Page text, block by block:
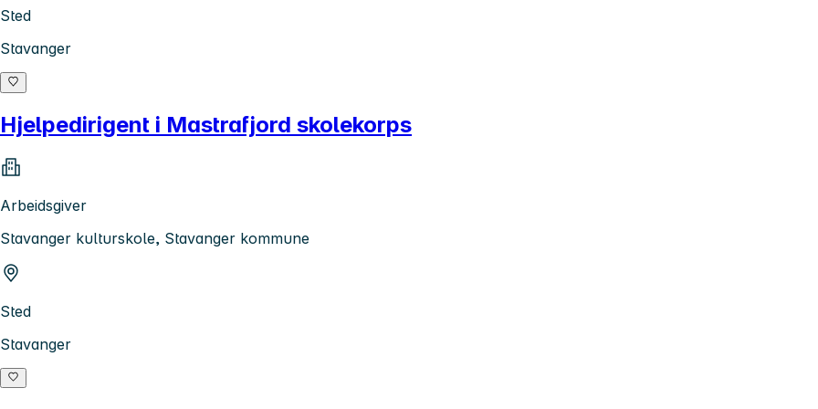
Sted
Stavanger
Hjelpedirigent i Mastrafjord skolekorps
Arbeidsgiver
Stavanger kulturskole, Stavanger kommune
Sted
Stavanger